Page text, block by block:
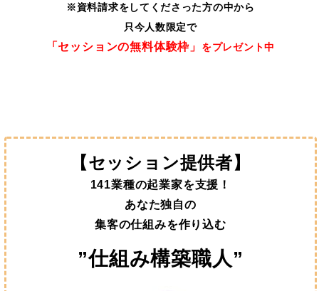
※資料請求をしてくださった方の中から
只今人数限定で
「セッションの無料体験枠」 をプレゼント中
【セッション提供者】
141業種の起業家を支援！
あなた独自の
集客の仕組みを作り込む
”仕組み構築職人”